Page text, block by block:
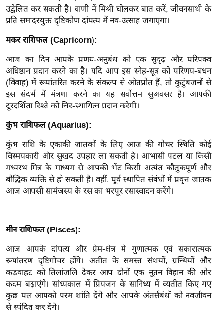
क्षा
B
e
a
k
i
n
g
N
w
s
ला
इ
इ
टे
क्नॉ
लॉ
जी
ब्यू
उद्वेलित कर सकती है। वाणी में मिश्री घोलकर बात करें, जीवनसाथी के
प्रति समादरयुक्त दृष्टिकोण दांपत्य में नव-उत्साह जगाएगा।
मकर राशिफल (Capricorn):
आज का दिन आपके प्रणय-अनुबंध को एक सुदृढ़ और परिपक्व
अधिष्ठान प्रदान करने का है। यदि आप इस स्नेह-सूत्र को परिणय-बंधन
(विवाह) में रूपांतरित करने के संकल्प से ओतप्रोत हैं, तो कुटुंबजनों से
इस संदर्भ में मंत्रणा करने का यह सर्वोत्तम सुअवसर है। आपकी
दूरदर्शिता रिश्ते को चिर-स्थायित्व प्रदान करेगी।
कुंभ राशिफल (Aquarius):
कुंभ राशि के एकाकी जातकों के लिए आज की गोचर स्थिति कोई
विस्मयकारी और सुखद उपहार ला सकती है। आभासी पटल या किसी
मध्यस्थ मित्र के माध्यम से आपकी भेंट किसी अत्यंत कौतुकपूर्ण और
बौद्धिक व्यक्ति से हो सकती है। वहीं, पूर्व स्थापित संबंधों में प्रवृत्त जातक
आज आपसी सामंजस्य के रस का भरपूर रसास्वादन करेंगे।
मीन राशिफल (Pisces):
आज आपके दांपत्य और प्रेम-क्षेत्र में गुणात्मक एवं सकारात्मक
रूपांतरण दृष्टिगोचर होंगे। अतीत के समस्त संशयों, ग्रन्थियों और
कड़वाहट को तिलांजलि देकर आप दोनों एक नूतन विहान की ओर
कदम बढ़ाएंगे। सांध्यकाल में प्रियजन के सानिध्य में व्यतीत किए गए
कुछ पल आपको परम शांति देंगे और आपके अंतर्संबंधों को नवजीवन
से स्पंदित कर देंगे।